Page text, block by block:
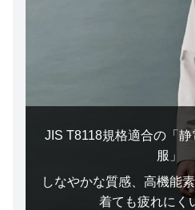
JIS T8118規格適合の「
服」
しなやかな質感、高機能
着ても疲れにく